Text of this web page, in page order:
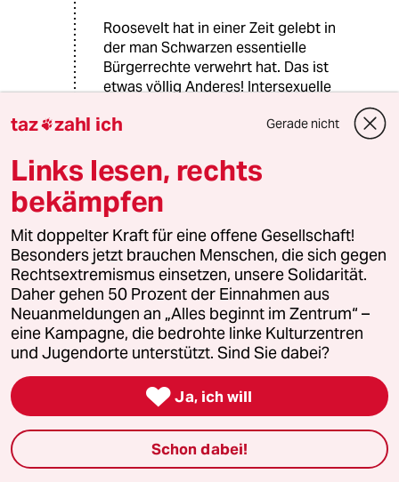
Roosevelt hat in einer Zeit gelebt in
der man Schwarzen essentielle
Bürgerrechte verwehrt hat. Das ist
etwas völlig Anderes! Intersexuelle
die gleichen Rechte wie alle anderen
K Krähenauge
05.08.2016,13:19 Uhr
Völlig unangebrachte Kritik am BGH.
Der BGH ist Teil der Judikative , daher kann das
BGH nichts dafür, wenn das Familienrecht nicht
der Meinung der Autorin entspricht (Und damit
auch der Biologie nicht),es hat nur zu
entscheiden ob eine Klage angebracht war,
und das ist sie nunmal nicht nach jetzigem
Stand der Gesetze.
taz zahl ich Gerade nicht
Links lesen, rechts
bekämpfen
Mit doppelter Kraft für eine offene Gesellschaft!
Besonders jetzt brauchen Menschen, die sich gegen
Rechtsextremismus einsetzen, unsere Solidarität.
Daher gehen 50 Prozent der Einnahmen aus
Neuanmeldungen an „Alles beginnt im Zentrum“ –
eine Kampagne, die bedrohte linke Kulturzentren
und Jugendorte unterstützt. Sind Sie dabei?
 Ja, ich will
Schon dabei!